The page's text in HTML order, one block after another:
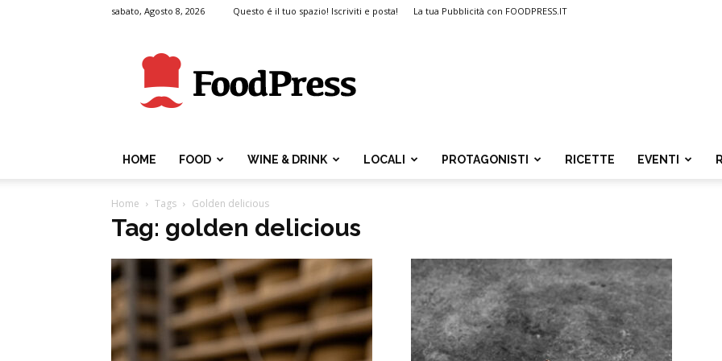
sabato, Agosto 8, 2026 Questo é il tuo spazio! Iscriviti e posta! La tua Pubblicità con FOODPRESS.IT
FoodPress
HOME FOOD WINE & DRINK LOCALI PROTAGONISTI RICETTE EVENTI
Home Tags Golden delicious
Tag: golden delicious